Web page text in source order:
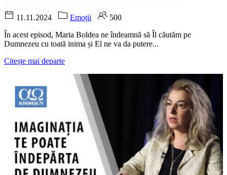
11.11.2024 Emoții
500
În acest episod, Maria Boldea ne îndeamnă să Îl căutăm pe
Dumnezeu cu toată inima și El ne va da putere...
Citește mai departe